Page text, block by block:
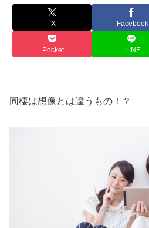
X Facebook
Pocket LINE
同棲は想像とは違うもの！？